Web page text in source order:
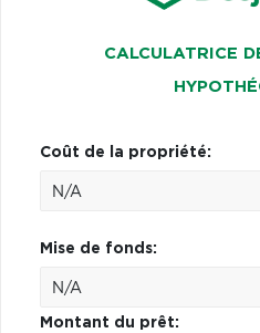
CALCULATRICE
Coût de la propriété:
Mise de fonds:
Montant du prêt: